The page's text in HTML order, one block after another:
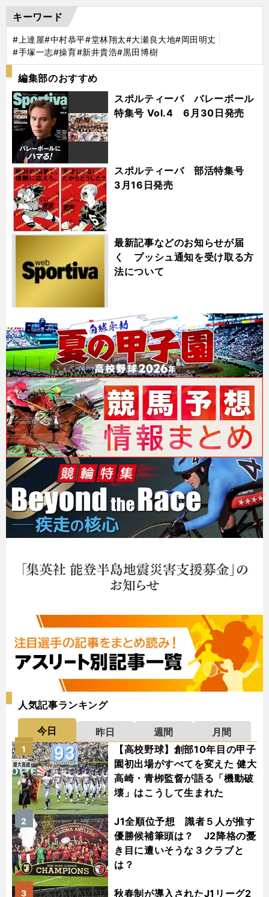
キーワード
#上達屋#中村恭平#堂林翔太#大瀬良大地#岡田明丈
#手塚一志#操育#新井貴浩#黒田博樹
編集部のおすすめ
スポルティーバ バレーボール
特集号 Vol.4 6月30日発売
スポルティーバ 部活特集号
3月16日発売
最新記事などのお知らせが届
く プッシュ通知を受け取る方
法について
人気記事ランキング
今日 昨日 週間
月間
【高校野球】創部10年目の甲子
園初出場がすべてを変えた 健大
高崎・青栁監督が語る「機動破
壊」はこうして生まれた
1
J1全順位予想 識者５人が推す
優勝候補筆頭は？ J2降格の憂
き目に遭いそうな３クラブと
は？
2
秋春制が導入されたJ1リーグ2
3